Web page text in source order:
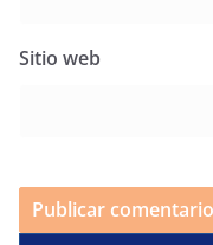
Sitio web